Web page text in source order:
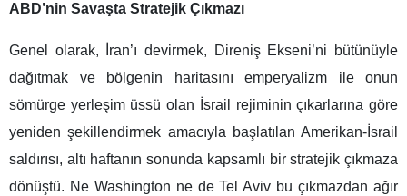
ABD’nin Savaşta Stratejik Çıkmazı
Genel olarak, İran’ı devirmek, Direniş Ekseni’ni bütünüyle
dağıtmak ve bölgenin haritasını emperyalizm ile onun
sömürge yerleşim üssü olan İsrail rejiminin çıkarlarına göre
yeniden şekillendirmek amacıyla başlatılan Amerikan‑İsrail
saldırısı, altı haftanın sonunda kapsamlı bir stratejik çıkmaza
dönüştü. Ne Washington ne de Tel Aviv bu çıkmazdan ağır